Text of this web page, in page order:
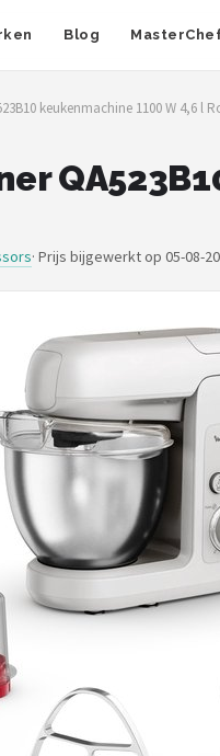
Blog
keukenmachine 1100 W 4,6 l
· Prijs bijgewerkt op 05-08-